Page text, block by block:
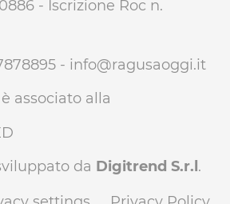
- Iscrizione Roc n.
- info@ragusaoggi.it
associato alla
da Digitrend S.r.l .